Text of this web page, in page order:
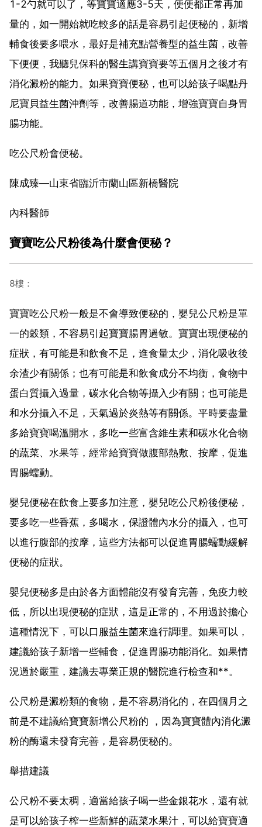
1-2勺就可以了，等寶寶適應3-5天，便便都正常再加
量的，如一開始就吃較多的話是容易引起便秘的，新增
輔食後要多喂水，最好是補充點營養型的益生菌，改善
下便便，我聽兒保科的醫生講寶寶要等五個月之後才有
消化澱粉的能力。如果寶寶便秘，也可以給孩子喝點丹
尼寶貝益生菌沖劑等，改善腸道功能，增強寶寶自身胃
腸功能。
吃公尺粉會便秘。
陳成臻—山東省臨沂市蘭山區新橋醫院
內科醫師
寶寶吃公尺粉後為什麼會便秘？
8樓：
寶寶吃公尺粉一般是不會導致便秘的，嬰兒公尺粉是單
一的穀類，不容易引起寶寶腸胃過敏。寶寶出現便秘的
症狀，有可能是和飲食不足，進食量太少，消化吸收後
余渣少有關係；也有可能是和飲食成分不均衡，食物中
蛋白質攝入過量，碳水化合物等攝入少有關；也可能是
和水分攝入不足，天氣過於炎熱等有關係。平時要盡量
多給寶寶喝溫開水，多吃一些富含維生素和碳水化合物
的蔬菜、水果等，經常給寶寶做腹部熱敷、按摩，促進
胃腸蠕動。
嬰兒便秘在飲食上要多加注意，嬰兒吃公尺粉後便秘，
要多吃一些香蕉，多喝水，保證體內水分的攝入，也可
以進行腹部的按摩，這些方法都可以促進胃腸蠕動緩解
便秘的症狀。
嬰兒便秘多是由於各方面體能沒有發育完善，免疫力較
低，所以出現便秘的症狀，這是正常的，不用過於擔心
這種情況下，可以口服益生菌來進行調理。如果可以，
建議給孩子新增一些輔食，促進胃腸功能消化。如果情
況過於嚴重，建議去專業正規的醫院進行檢查和**。
公尺粉是澱粉類的食物，是不容易消化的，在四個月之
前是不建議給寶寶新增公尺粉的 ，因為寶寶體內消化澱
粉的酶還未發育完善，是容易便秘的。
舉措建議
公尺粉不要太稠，適當給孩子喝一些金銀花水，還有就
是可以給孩子榨一些新鮮的蔬菜水果汁，可以給寶寶適